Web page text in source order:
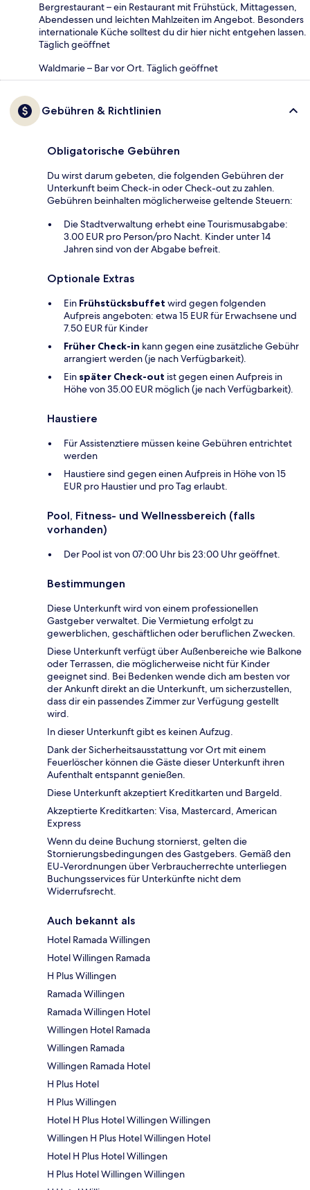
Bergrestaurant – ein Restaurant mit Frühstück, Mittagessen,
Abendessen und leichten Mahlzeiten im Angebot. Besonders
internationale Küche solltest du dir hier nicht entgehen lassen.
Täglich geöffnet
Waldmarie – Bar vor Ort. Täglich geöffnet
Gebühren & Richtlinien
Obligatorische Gebühren
Du wirst darum gebeten, die folgenden Gebühren der
Unterkunft beim Check-in oder Check-out zu zahlen.
Gebühren beinhalten möglicherweise geltende Steuern:
Die Stadtverwaltung erhebt eine Tourismusabgabe:
3.00 EUR pro Person/pro Nacht. Kinder unter 14
Jahren sind von der Abgabe befreit.
Optionale Extras
Ein Frühstücksbuffet wird gegen folgenden
Aufpreis angeboten: etwa 15 EUR für Erwachsene und
7.50 EUR für Kinder
Früher Check-in kann gegen eine zusätzliche Gebühr
arrangiert werden (je nach Verfügbarkeit).
Ein später Check-out ist gegen einen Aufpreis in
Höhe von 35.00 EUR möglich (je nach Verfügbarkeit).
Haustiere
Für Assistenztiere müssen keine Gebühren entrichtet
werden
Haustiere sind gegen einen Aufpreis in Höhe von 15
EUR pro Haustier und pro Tag erlaubt.
Pool, Fitness- und Wellnessbereich (falls
vorhanden)
Der Pool ist von 07:00 Uhr bis 23:00 Uhr geöffnet.
Bestimmungen
Diese Unterkunft wird von einem professionellen
Gastgeber verwaltet. Die Vermietung erfolgt zu
gewerblichen, geschäftlichen oder beruflichen Zwecken.
Diese Unterkunft verfügt über Außenbereiche wie Balkone
oder Terrassen, die möglicherweise nicht für Kinder
geeignet sind. Bei Bedenken wende dich am besten vor
der Ankunft direkt an die Unterkunft, um sicherzustellen,
dass dir ein passendes Zimmer zur Verfügung gestellt
wird.
In dieser Unterkunft gibt es keinen Aufzug.
Dank der Sicherheitsausstattung vor Ort mit einem
Feuerlöscher können die Gäste dieser Unterkunft ihren
Aufenthalt entspannt genießen.
Diese Unterkunft akzeptiert Kreditkarten und Bargeld.
Akzeptierte Kreditkarten: Visa, Mastercard, American
Express
Wenn du deine Buchung stornierst, gelten die
Stornierungsbedingungen des Gastgebers. Gemäß den
EU-Verordnungen über Verbraucherrechte unterliegen
Buchungsservices für Unterkünfte nicht dem
Widerrufsrecht.
Auch bekannt als
Hotel Ramada Willingen
Hotel Willingen Ramada
H Plus Willingen
Ramada Willingen
Ramada Willingen Hotel
Willingen Hotel Ramada
Willingen Ramada
Willingen Ramada Hotel
H Plus Hotel
H Plus Willingen
Hotel H Plus Hotel Willingen Willingen
Willingen H Plus Hotel Willingen Hotel
Hotel H Plus Hotel Willingen
H Plus Hotel Willingen Willingen